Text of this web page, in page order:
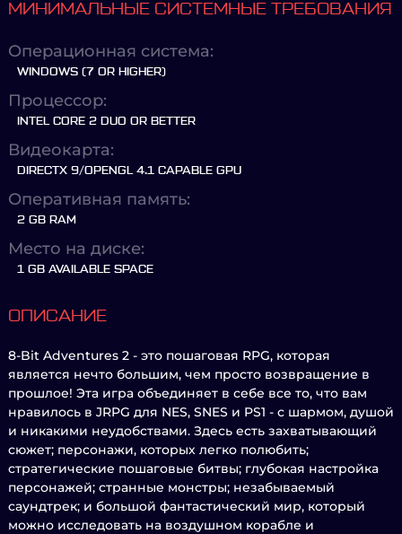
МИНИМАЛЬНЫЕ СИСТЕМНЫЕ ТРЕБОВАНИЯ
Операционная система:
WINDOWS (7 OR HIGHER)
Процессор:
INTEL CORE 2 DUO OR BETTER
Видеокарта:
DIRECTX 9/OPENGL 4.1 CAPABLE GPU
Оперативная память:
2 GB RAM
Место на диске:
1 GB AVAILABLE SPACE
ОПИСАНИЕ
8-Bit Adventures 2 - это пошаговая RPG, которая
является нечто большим, чем просто возвращение в
прошлое! Эта игра объединяет в себе все то, что вам
нравилось в JRPG для NES, SNES и PS1 - с шармом, душой
и никакими неудобствами. Здесь есть захватывающий
сюжет; персонажи, которых легко полюбить;
стратегические пошаговые битвы; глубокая настройка
персонажей; странные монстры; незабываемый
саундтрек; и большой фантастический мир, который
можно исследовать на воздушном корабле и